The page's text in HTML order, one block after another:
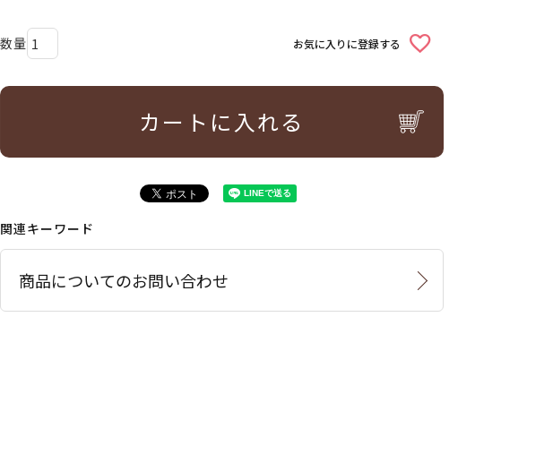
お気に入りに登録する
カートに入れる
関連キーワード
商品についてのお問い合わせ